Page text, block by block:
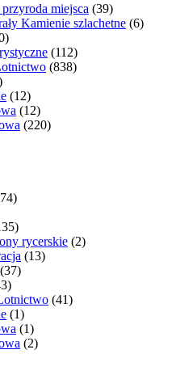
miejsca (39)
Kamienie szlachetne (6)
(112)
(838)
(12)
(12)
(220)
rycerskie (2)
(13)
(37)
(41)
(1)
(1)
(2)